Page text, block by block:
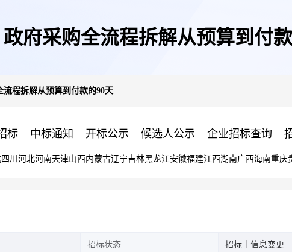
政府采购全流程拆解从预算到付
流程拆解从预算到付款的90天
标 中标通知 开标公示 候选人公示 企业招标查询
四川 河北河南天津山西内蒙古辽宁吉林黑龙江安徽福建江西湖南广西海南重庆
招标状态 招标｜信息变更